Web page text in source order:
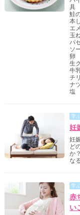
具
鮭
本
エ
玉
パ
ソ
卵
生
牛
チ
ナ
塩
学
妊
妊
ど
か
な
学ぶ
赤
い